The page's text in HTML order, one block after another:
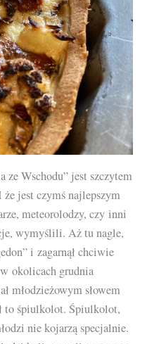
ze Wschodu” jest szczytem
jest czymś najlepszym
meteorolodzy, czy inni
wymyślili. Aż tu nagle,
i zagarnął chciwie
okolicach grudnia
młodzieżowym słowem
to śpiulkolot. Śpiulkolot,
nie kojarzą specjalnie.